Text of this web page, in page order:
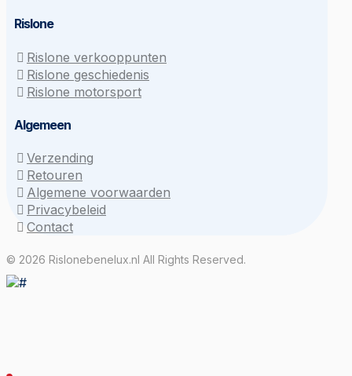
Rislone
Rislone verkooppunten
Rislone geschiedenis
Rislone motorsport
Algemeen
Verzending
Retouren
Algemene voorwaarden
Privacybeleid
Contact
© 2026 Rislonebenelux.nl All Rights Reserved.